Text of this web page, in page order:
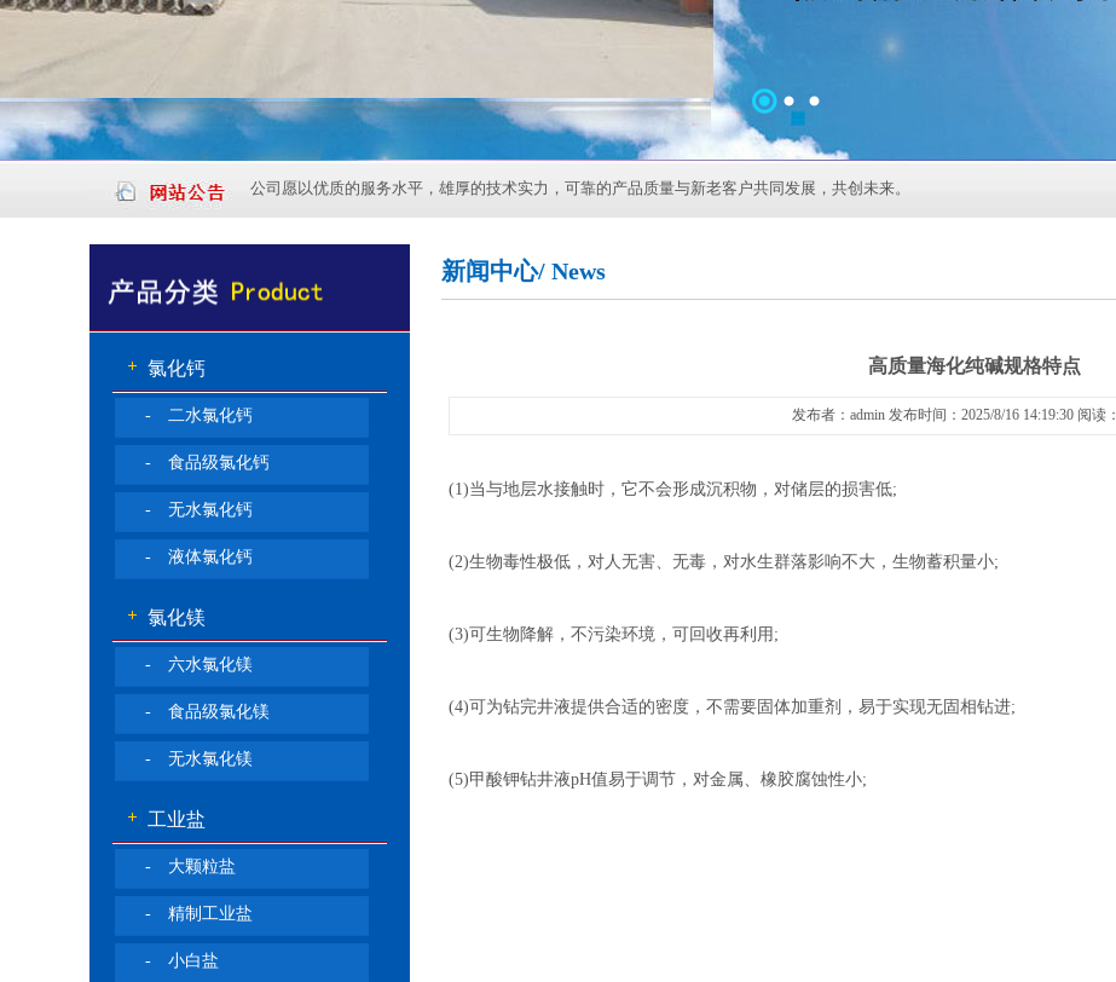
公司愿以优质的服务水平，雄厚的技术实力，可靠的产品质量与新老客户共同发展，共创未来。
氯化钙
- 二水氯化钙
- 食品级氯化钙
- 无水氯化钙
- 液体氯化钙
氯化镁
- 六水氯化镁
- 食品级氯化镁
- 无水氯化镁
工业盐
- 大颗粒盐
- 精制工业盐
- 小白盐
新闻中心/ News
高质量海化纯碱规格特点
发布者：admin 发布时间：2025/8/16 14:19:30 阅读：
(1)当与地层水接触时，它不会形成沉积物，对储层的损害低;
(2)生物毒性极低，对人无害、无毒，对水生群落影响不大，生物蓄积量小;
(3)可生物降解，不污染环境，可回收再利用;
(4)可为钻完井液提供合适的密度，不需要固体加重剂，易于实现无固相钻进;
(5)甲酸钾钻井液pH值易于调节，对金属、橡胶腐蚀性小;